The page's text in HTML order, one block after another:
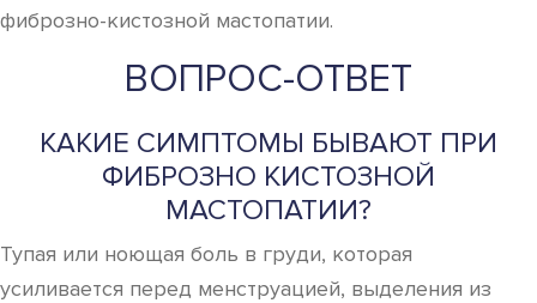
фиброзно-кистозной мастопатии.
ВОПРОС-ОТВЕТ
КАКИЕ СИМПТОМЫ БЫВАЮТ ПРИ
ФИБРОЗНО КИСТОЗНОЙ
МАСТОПАТИИ?
Тупая или ноющая боль в груди, которая
усиливается перед менструацией, выделения из